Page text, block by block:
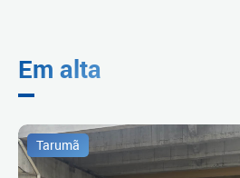
Em alta
Tarumã